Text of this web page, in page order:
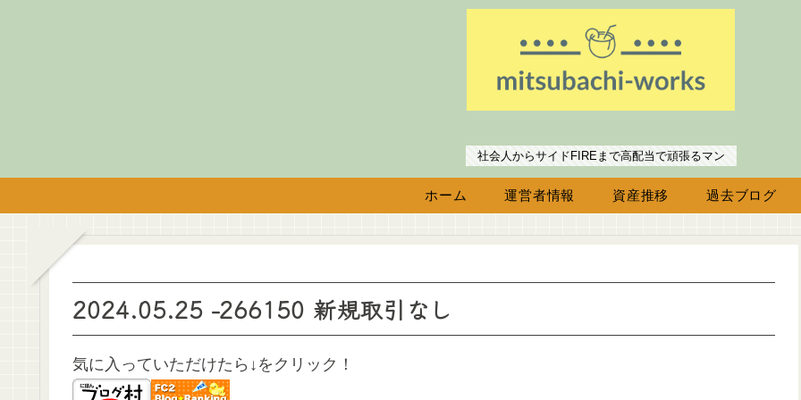
社会人からサイドFIREまで高配当で頑張るマン
ホーム 運営者情報 資産推移 過去ブログ
2024.05.25 -266150 新規取引なし
気に入っていただけたら↓をクリック！